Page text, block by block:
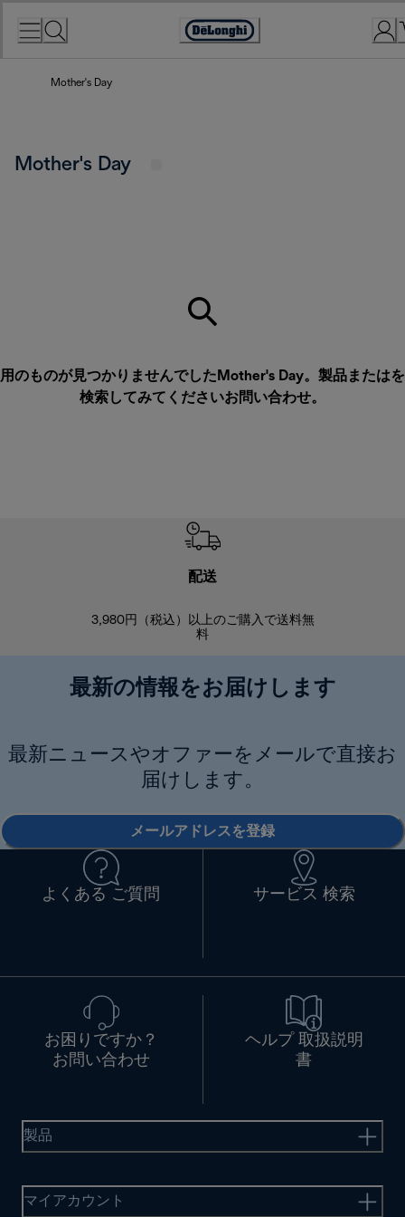
Accessibility
Mother's Day
Mother's Day
用のものが見つかりませんでしたMother's Day。製品またはを
検索してみてくださいお問い合わせ。
配送
3,980円（税込）以上のご購入で送料無
料
最新の情報をお届けします
最新ニュースやオファーをメールで直接お
届けします。
メールアドレスを登録
よくある ご質問 サービス 検索
お困りですか？
お問い合わせ
ヘルプ 取扱説明
書
製品
マイアカウント